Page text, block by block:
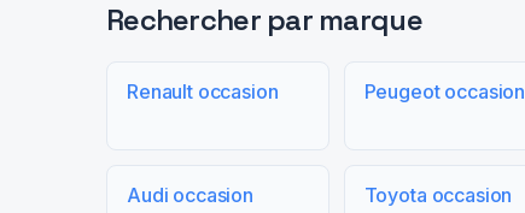
Rechercher par marque
Renault occasion Peugeot occasion
Audi occasion Toyota occasion